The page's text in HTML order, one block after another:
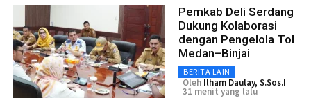
Pemkab Deli Serdang
Dukung Kolaborasi
dengan Pengelola Tol
Medan–Binjai
BERITA LAIN
Oleh Ilham Daulay, S.Sos.I
31 menit yang lalu